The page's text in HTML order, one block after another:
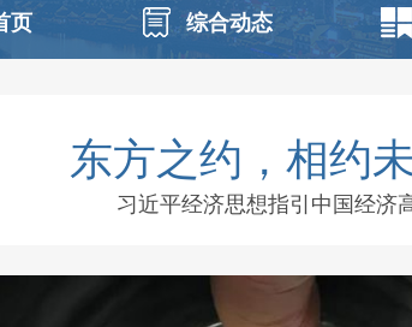
页 综合动态
东方之约，相约
习近平经济思想指引中国经济